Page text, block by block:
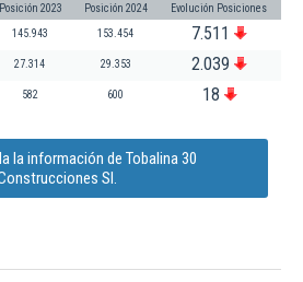
Posición 2023 Posición 2024 Evolución Posiciones
145.943 153.454 7.511
27.314 29.353 2.039
582 600 18
la información de Tobalina 30
Sl.